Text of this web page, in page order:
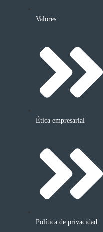
Valores
Ética empresarial
Política de privacidad